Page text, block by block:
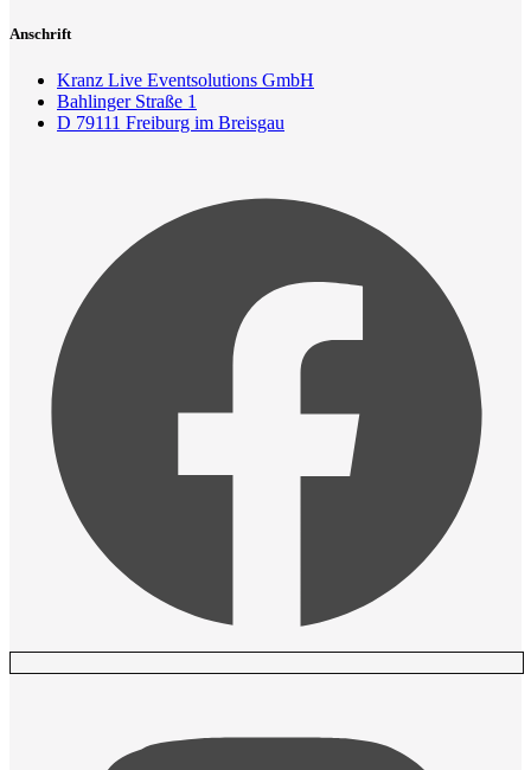
Anschrift
Kranz Live Eventsolutions GmbH
Bahlinger Straße 1
D 79111 Freiburg im Breisgau